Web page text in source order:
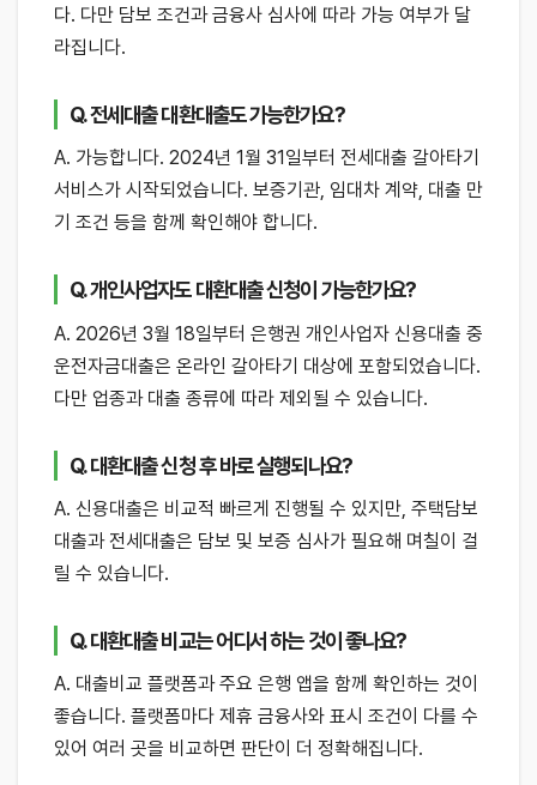
다. 다만 담보 조건과 금융사 심사에 따라 가능 여부가 달
라집니다.
Q. 전세대출 대환대출도 가능한가요?
A. 가능합니다. 2024년 1월 31일부터 전세대출 갈아타기
서비스가 시작되었습니다. 보증기관, 임대차 계약, 대출 만
기 조건 등을 함께 확인해야 합니다.
Q. 개인사업자도 대환대출 신청이 가능한가요?
A. 2026년 3월 18일부터 은행권 개인사업자 신용대출 중
운전자금대출은 온라인 갈아타기 대상에 포함되었습니다.
다만 업종과 대출 종류에 따라 제외될 수 있습니다.
Q. 대환대출 신청 후 바로 실행되나요?
A. 신용대출은 비교적 빠르게 진행될 수 있지만, 주택담보
대출과 전세대출은 담보 및 보증 심사가 필요해 며칠이 걸
릴 수 있습니다.
Q. 대환대출 비교는 어디서 하는 것이 좋나요?
A. 대출비교 플랫폼과 주요 은행 앱을 함께 확인하는 것이
좋습니다. 플랫폼마다 제휴 금융사와 표시 조건이 다를 수
있어 여러 곳을 비교하면 판단이 더 정확해집니다.